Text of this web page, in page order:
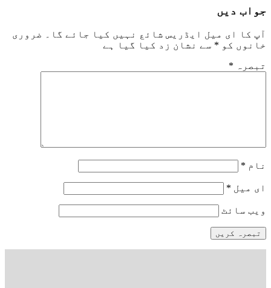
جواب دیں
آپ کا ای میل ایڈریس شائع نہیں کیا جائے گا۔
ضروری
خانوں کو * سے نشان زد کیا گیا ہے
تبصرہ *
نام *
ای میل *
ویب‌ سائٹ